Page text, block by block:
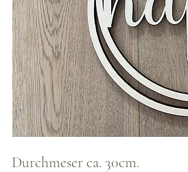
Durchmeser ca. 30cm.